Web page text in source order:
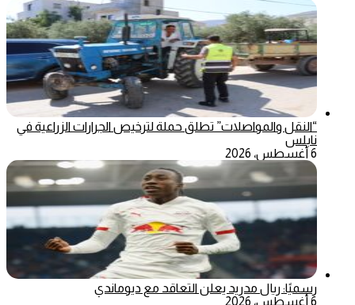
“النقل والمواصلات” تطلق حملة لترخيص الجرارات الزراعية في
نابلس
6 أغسطس، 2026
رسميًا: ريال مدريد يعلن التعاقد مع ديوماندي
6 أغسطس، 2026